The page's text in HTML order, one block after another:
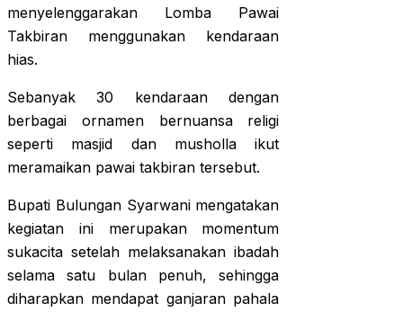
menyelenggarakan Lomba Pawai
Takbiran menggunakan kendaraan
hias.
Sebanyak 30 kendaraan dengan
berbagai ornamen bernuansa religi
seperti masjid dan musholla ikut
meramaikan pawai takbiran tersebut.
Bupati Bulungan Syarwani mengatakan
kegiatan ini merupakan momentum
sukacita setelah melaksanakan ibadah
selama satu bulan penuh, sehingga
diharapkan mendapat ganjaran pahala